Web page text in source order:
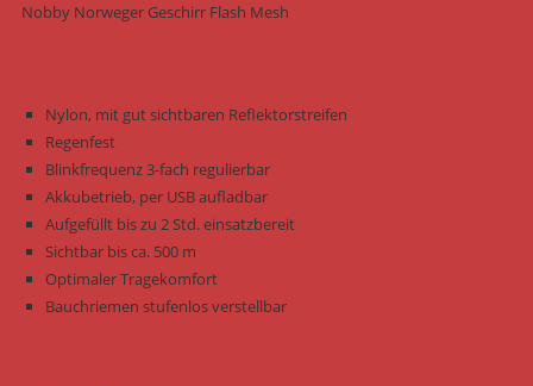
Nobby Norweger Geschirr Flash Mesh
Nylon, mit gut sichtbaren Reflektorstreifen
Regenfest
Blinkfrequenz 3-fach regulierbar
Akkubetrieb, per USB aufladbar
Aufgefüllt bis zu 2 Std. einsatzbereit
Sichtbar bis ca. 500 m
Optimaler Tragekomfort
Bauchriemen stufenlos verstellbar